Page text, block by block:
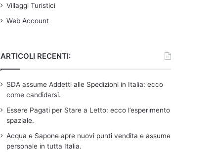
Villaggi Turistici
Web Account
ARTICOLI RECENTI:
SDA assume Addetti alle Spedizioni in Italia: ecco
come candidarsi.
Essere Pagati per Stare a Letto: ecco l’esperimento
spaziale.
Acqua e Sapone apre nuovi punti vendita e assume
personale in tutta Italia.